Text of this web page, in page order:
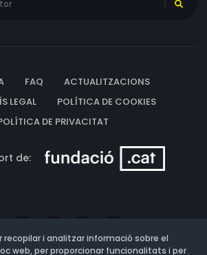
FAQ
ACTUALITZACIONS
LEGAL
POLÍTICA DE COOKIES
DE PRIVACITAT
de:
i analitzar informació sobre el
web, per proporcionar funcionalitats i per